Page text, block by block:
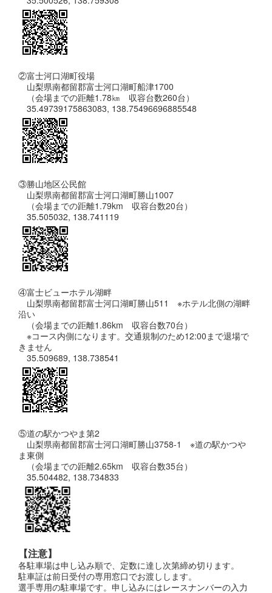
②富士河口湖町役場
山梨県南都留郡富士河口湖町船津1700
（会場までの距離1.78㎞ 収容台数260台）
35.49739175863083, 138.75496696885548
③勝山地区公民館
山梨県南都留郡富士河口湖町勝山1007
（会場までの距離1.79km 収容台数20台）
35.505032, 138.741119
④富士ビューホテル湖畔
山梨県南都留郡富士河口湖町勝山511 ※ホテル北側の湖畔
沿い
（会場までの距離1.86km 収容台数70台）
※コース内側になります。交通規制のため12:00まで退場で
きません
35.509689, 138.738541
⑤道の駅かつやま第2
山梨県南都留郡富士河口湖町勝山3758-1 ※道の駅かつや
ま東側
（会場までの距離2.65km 収容台数35台）
35.504482, 138.734833
【注意】
各駐車場は申し込み順で、定数に達し次第締め切ります。
駐車証は前日受付の専用窓口でお渡しします。
選手専用の駐車場です。申し込みにはレースナンバーの入力